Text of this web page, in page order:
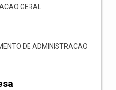
GERAL
DE ADMINISTRACAO